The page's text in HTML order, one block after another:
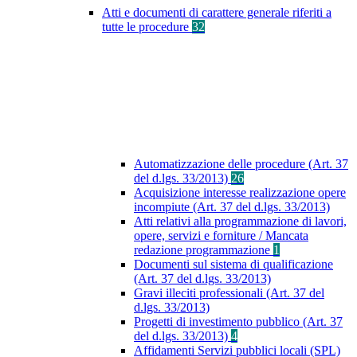
Atti e documenti di carattere generale riferiti a
tutte le procedure 32
Automatizzazione delle procedure (Art. 37
del d.lgs. 33/2013) 26
Acquisizione interesse realizzazione opere
incompiute (Art. 37 del d.lgs. 33/2013)
Atti relativi alla programmazione di lavori,
opere, servizi e forniture / Mancata
redazione programmazione 1
Documenti sul sistema di qualificazione
(Art. 37 del d.lgs. 33/2013)
Gravi illeciti professionali (Art. 37 del
d.lgs. 33/2013)
Progetti di investimento pubblico (Art. 37
del d.lgs. 33/2013) 4
Affidamenti Servizi pubblici locali (SPL)